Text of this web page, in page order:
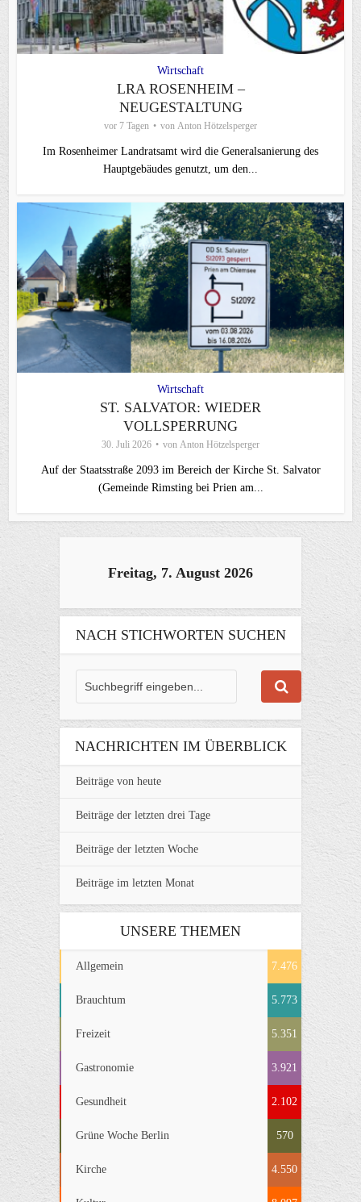
Wirtschaft
LRA ROSENHEIM –
NEUGESTALTUNG
vor 7 Tagen von Anton Hötzelsperger
Im Rosenheimer Landratsamt wird die Generalsanierung des
Hauptgebäudes genutzt, um den...
Wirtschaft
ST. SALVATOR: WIEDER
VOLLSPERRUNG
30. Juli 2026 von Anton Hötzelsperger
Auf der Staatsstraße 2093 im Bereich der Kirche St. Salvator
(Gemeinde Rimsting bei Prien am...
Freitag, 7. August 2026
NACH STICHWORTEN SUCHEN
NACHRICHTEN IM ÜBERBLICK
Beiträge von heute
Beiträge der letzten drei Tage
Beiträge der letzten Woche
Beiträge im letzten Monat
UNSERE THEMEN
Allgemein 7.476
Brauchtum 5.773
Freizeit 5.351
Gastronomie 3.921
Gesundheit 2.102
Grüne Woche Berlin 570
Kirche 4.550